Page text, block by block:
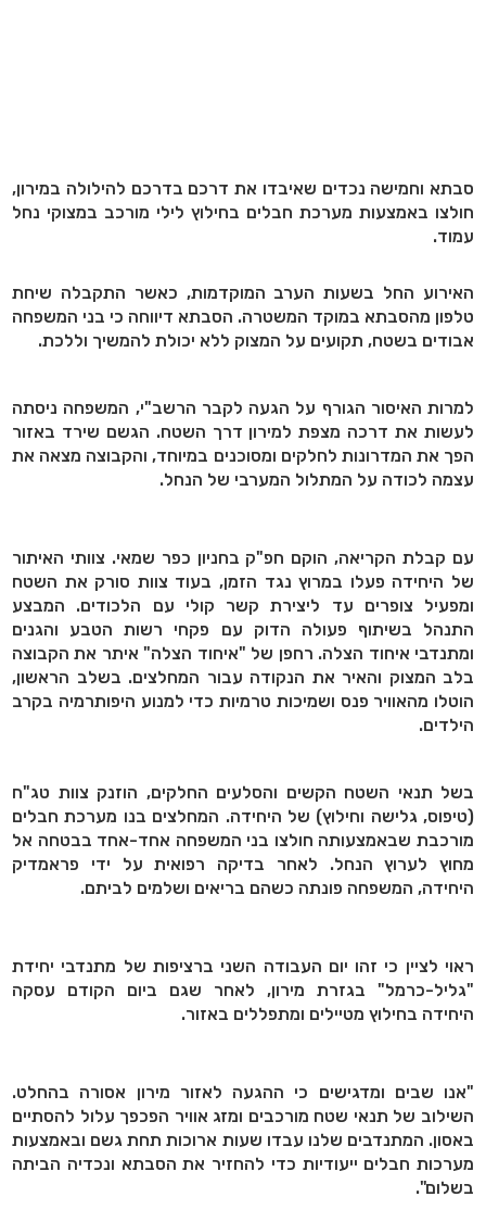
סבתא וחמישה נכדים שאיבדו את דרכם בדרכם להילולה במירון,
חולצו באמצעות מערכת חבלים בחילוץ לילי מורכב במצוקי נחל
עמוד.
האירוע החל בשעות הערב המוקדמות, כאשר התקבלה שיחת
טלפון מהסבתא במוקד המשטרה. הסבתא דיווחה כי בני המשפחה
אבודים בשטח, תקועים על המצוק ללא יכולת להמשיך וללכת.
למרות האיסור הגורף על הגעה לקבר הרשב"י, המשפחה ניסתה
לעשות את דרכה מצפת למירון דרך השטח. הגשם שירד באזור
הפך את המדרונות לחלקים ומסוכנים במיוחד, והקבוצה מצאה את
עצמה לכודה על המתלול המערבי של הנחל.
עם קבלת הקריאה, הוקם חפ"ק בחניון כפר שמאי. צוותי האיתור
של היחידה פעלו במרוץ נגד הזמן, בעוד צוות סורק את השטח
ומפעיל צופרים עד ליצירת קשר קולי עם הלכודים. המבצע
התנהל בשיתוף פעולה הדוק עם פקחי רשות הטבע והגנים
ומתנדבי איחוד הצלה. רחפן של "איחוד הצלה" איתר את הקבוצה
בלב המצוק והאיר את הנקודה עבור המחלצים. בשלב הראשון,
הוטלו מהאוויר פנס ושמיכות טרמיות כדי למנוע היפותרמיה בקרב
הילדים.
בשל תנאי השטח הקשים והסלעים החלקים, הוזנק צוות טג"ח
(טיפוס, גלישה וחילוץ) של היחידה. המחלצים בנו מערכת חבלים
מורכבת שבאמצעותה חולצו בני המשפחה אחד-אחד בבטחה אל
מחוץ לערוץ הנחל. לאחר בדיקה רפואית על ידי פראמדיק
היחידה, המשפחה פונתה כשהם בריאים ושלמים לביתם.
ראוי לציין כי זהו יום העבודה השני ברציפות של מתנדבי יחידת
"גליל-כרמל" בגזרת מירון, לאחר שגם ביום הקודם עסקה
היחידה בחילוץ מטיילים ומתפללים באזור.
"אנו שבים ומדגישים כי ההגעה לאזור מירון אסורה בהחלט.
השילוב של תנאי שטח מורכבים ומזג אוויר הפכפך עלול להסתיים
באסון. המתנדבים שלנו עבדו שעות ארוכות תחת גשם ובאמצעות
מערכות חבלים ייעודיות כדי להחזיר את הסבתא ונכדיה הביתה
בשלום".